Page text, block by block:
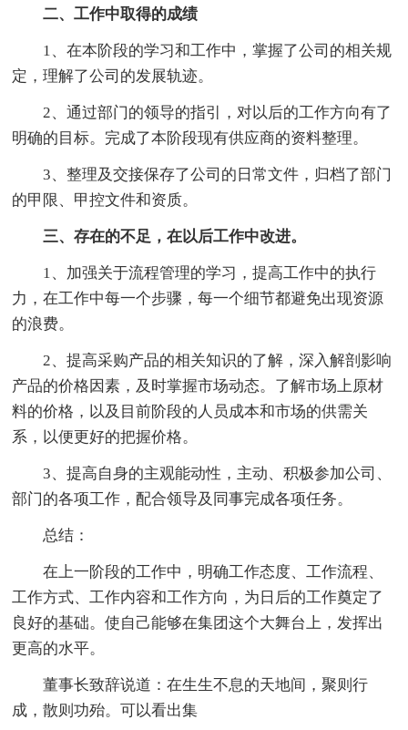
二、工作中取得的成绩
1、在本阶段的学习和工作中，掌握了公司的相关规
定，理解了公司的发展轨迹。
2、通过部门的领导的指引，对以后的工作方向有了
明确的目标。完成了本阶段现有供应商的资料整理。
3、整理及交接保存了公司的日常文件，归档了部门
的甲限、甲控文件和资质。
三、存在的不足，在以后工作中改进。
1、加强关于流程管理的学习，提高工作中的执行
力，在工作中每一个步骤，每一个细节都避免出现资源
的浪费。
2、提高采购产品的相关知识的了解，深入解剖影响
产品的价格因素，及时掌握市场动态。了解市场上原材
料的价格，以及目前阶段的人员成本和市场的供需关
系，以便更好的把握价格。
3、提高自身的主观能动性，主动、积极参加公司、
部门的各项工作，配合领导及同事完成各项任务。
总结：
在上一阶段的工作中，明确工作态度、工作流程、
工作方式、工作内容和工作方向，为日后的工作奠定了
良好的基础。使自己能够在集团这个大舞台上，发挥出
更高的水平。
董事长致辞说道：在生生不息的天地间，聚则行
成，散则功殆。可以看出集